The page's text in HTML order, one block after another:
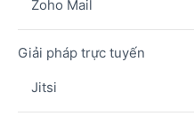
Zoho Mail
Giải pháp trực tuyến
Jitsi